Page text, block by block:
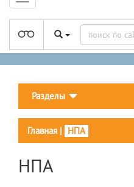
Разделы
Главная | НПА
НПА